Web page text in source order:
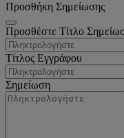
Προσθήκη Σημείωσης
Προσθέστε Τίτλο
Τίτλος Εγγράφου
Σημείωση